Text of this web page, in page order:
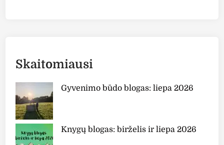
Skaitomiausi
Gyvenimo būdo blogas: liepa 2026
Knygų blogas: birželis ir liepa 2026